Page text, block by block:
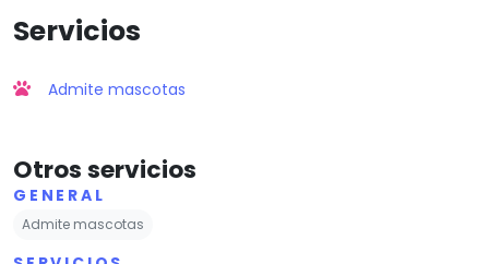
Servicios
Admite mascotas
Otros servicios
GENERAL
Admite mascotas